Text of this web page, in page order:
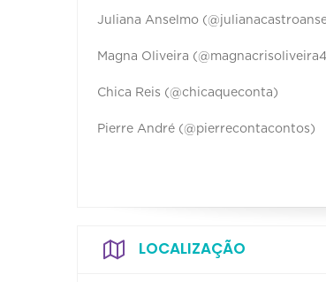
Juliana Anselmo
Magna Oliveira
Chica Reis (@chicaqueconta)
Pierre André (@pierrecontacontos)
LOCALIZAÇÃO